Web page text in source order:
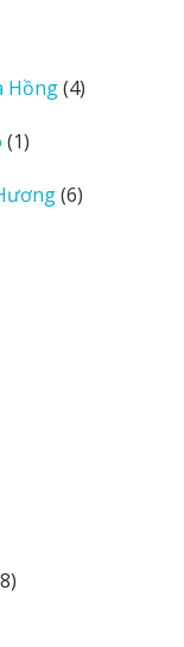
Hồng 44
11
phẩm66
18